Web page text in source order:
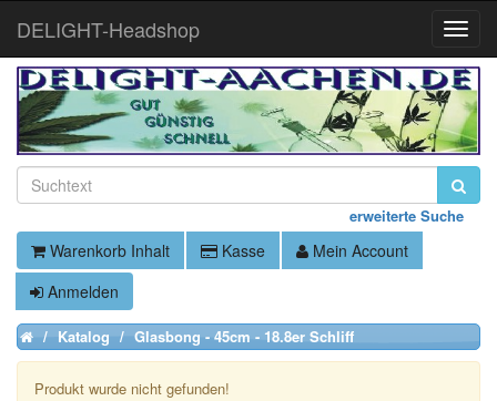
erweiterte Suche
Warenkorb Inhalt Kasse
Mein Account
Anmelden
HomeKatalog Glasbong - 45cm - 18.8er Schliff
Produkt wurde nicht gefunden!
Toggle
DELIGHT-Headshop